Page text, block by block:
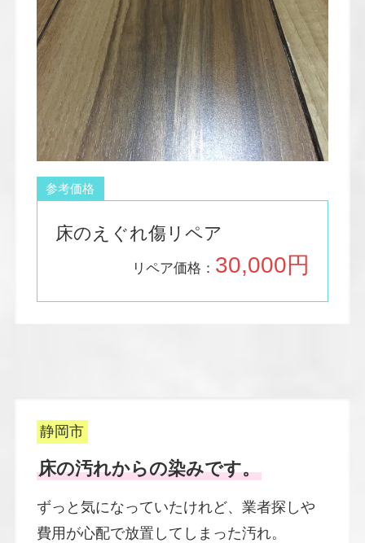
参考価格
床のえぐれ傷リペア
リペア価格： 30,000円
静岡市
床の汚れからの染みです。
ずっと気になっていたけれど、業者探しや
費用が心配で放置してしまった汚れ。